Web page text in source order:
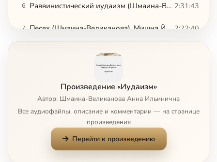
6 Раввинистический иудаизм (Шмаина-Великанова) 2:31:43
7 Песех (Шмаина-Великанова). Мишна Йома (Киреева) 2:22:40
1:08:38
Библия как текст. Книга Судей (Шмаина-Великанова)1:30:00
Произведение «Иудаизм»
Автор: Шмаина-Великанова Анна Ильинична
Все аудиофайлы, описание и комментарии — на странице
произведения
Перейти к произведению